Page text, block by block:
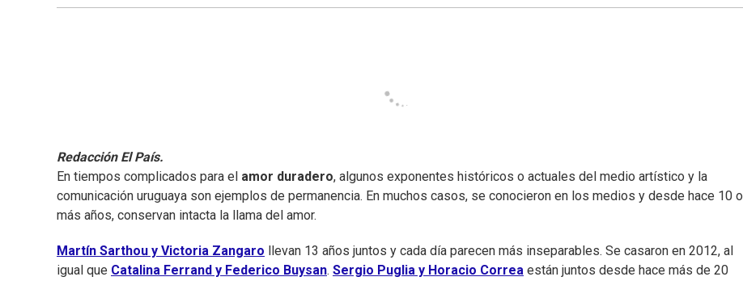
Redacción El País.
En tiempos complicados para el amor duradero, algunos exponentes históricos o actuales del medio artístico y la
comunicación uruguaya son ejemplos de permanencia. En muchos casos, se conocieron en los medios y desde hace 10 o
más años, conservan intacta la llama del amor.
Martín Sarthou y Victoria Zangaro llevan 13 años juntos y cada día parecen más inseparables. Se casaron en 2012, al
igual que Catalina Ferrand y Federico Buysan. Sergio Puglia y Horacio Correa están juntos desde hace más de 20